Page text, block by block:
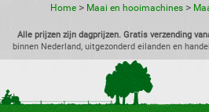
Home > Maai en hooimachines >
Alle prijzen zijn dagprijzen. Gratis verzending
binnen Nederland, uitgezonderd eilanden en